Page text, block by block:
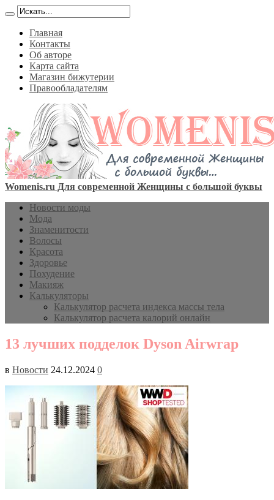
Главная
Контакты
Об авторе
Карта сайта
Магазин бижутерии
Правообладателям
Womenis.ru Для современной Женщины с большой буквы
Новости моды
Мода
Знаменитости
Волосы
Красота
Здоровье
Похудение
Макияж
Калькуляторы
Калькулятор расчета индекса массы тела
Калькулятор расчета калорий онлайн
13 лучших подделок Dyson Airwrap
в Новости 24.12.2024 0